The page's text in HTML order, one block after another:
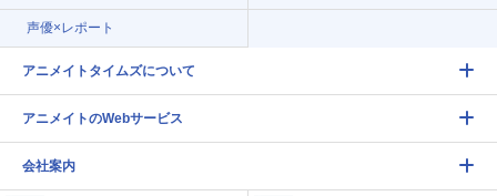
声優×レポート
アニメイトタイムズについて
アニメイトのWebサービス
会社案内